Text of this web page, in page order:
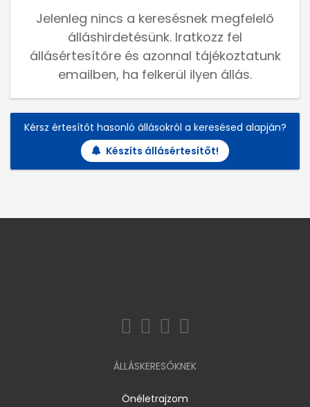
Jelenleg nincs a keresésnek megfelelő
álláshirdetésünk. Iratkozz fel
állásértesítőre és azonnal tájékoztatunk
emailben, ha felkerül ilyen állás.
Kérsz értesítőt hasonló állásokról a keresésed alapján?
Készíts állásértesítőt!
ÁLLÁSKERESŐKNEK
Önéletrajzom